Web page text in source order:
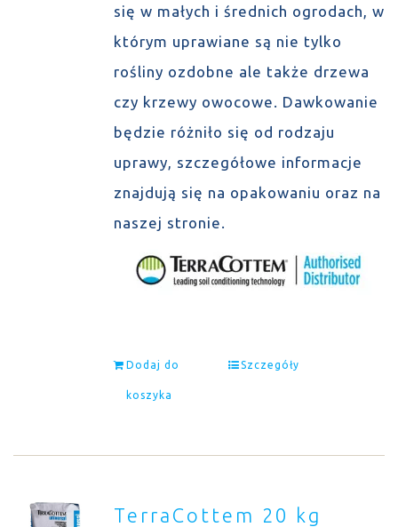
się w małych i średnich ogrodach, w
którym uprawiane są nie tylko
rośliny ozdobne ale także drzewa
czy krzewy owocowe. Dawkowanie
będzie różniło się od rodzaju
uprawy, szczegółowe informacje
znajdują się na opakowaniu oraz na
naszej stronie.
Dodaj do
koszyka
Szczegóły
TerraCottem 20 kg